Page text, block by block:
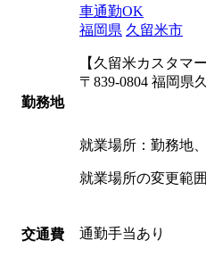
勤務地
車通勤OK
福岡県 久留米市
【久留米カスタマ
〒839-0804 福岡県
就業場所：勤務地
就業場所の変更範
交通費 通勤手当あり